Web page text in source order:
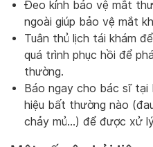
Đeo kính bảo vệ mắt
ngoài giúp bảo vệ mắt
Tuân thủ lịch tái khám
quá trình phục hồi để
thường.
Báo ngay cho bác sĩ tại
hiệu bất thường nào
chảy mủ…) để được xử